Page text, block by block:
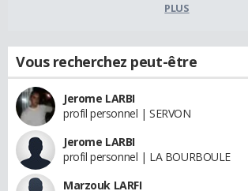
PLUS
Vous recherchez peut-être
Jerome LARBI
profil personnel | SERVON
Jerome LARBI
profil personnel | LA BOURBOULE
Marzouk LARFI